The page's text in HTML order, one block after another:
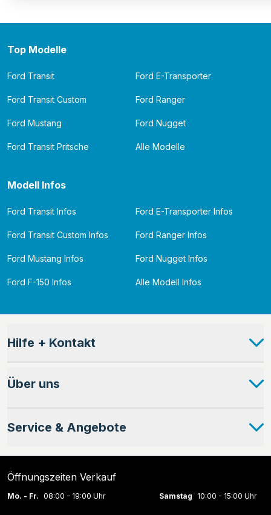
Top Modelle
Ford Transit Ford E-Transporter
Ford Transit Custom Ford Ranger
Ford Mustang Ford Nugget
Ford Transit Pritsche Alle Modelle
Modell Infos
Ford Transit Infos Ford E-Transporter Infos
Ford Transit Custom Infos Ford Ranger Infos
Ford Mustang Infos Ford Nugget Infos
Ford F-150 Infos Alle Modell Infos
Hilfe + Kontakt
Über uns
Service & Angebote
Öffnungszeiten Verkauf
Mo. - Fr. 08:00 - 19:00 Uhr Samstag 10:00 - 15:00 Uhr